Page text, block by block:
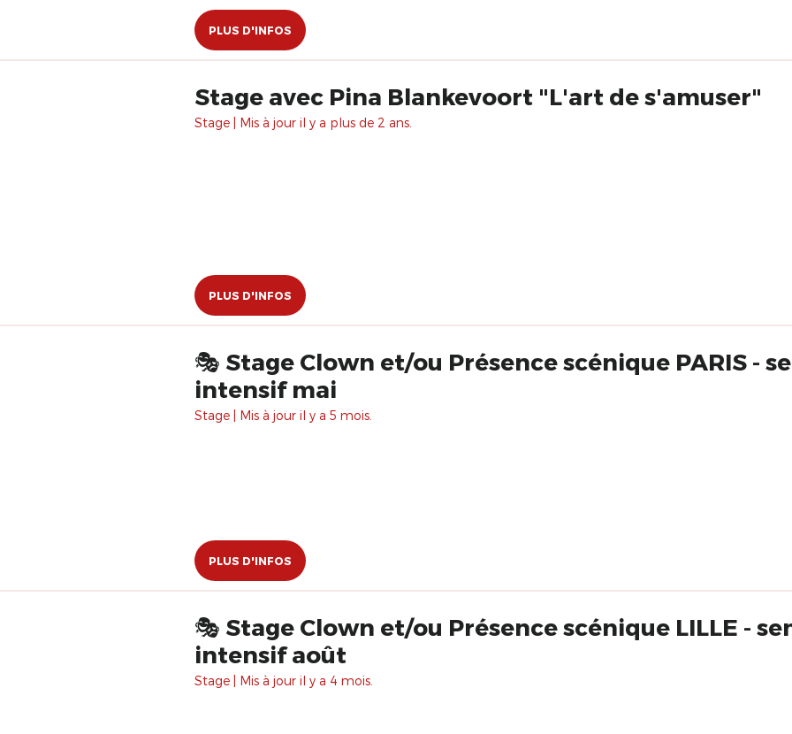
PLUS D'INFOS
Stage avec Pina Blankevoort "L'art de s'amuser"
Stage | Mis à jour il y a plus de 2 ans.
PLUS D'INFOS
🎭 Stage Clown et/ou Présence scénique PARIS -
intensif mai
Stage | Mis à jour il y a 5 mois.
PLUS D'INFOS
🎭 Stage Clown et/ou Présence scénique LILLE -
intensif août
Stage | Mis à jour il y a 4 mois.